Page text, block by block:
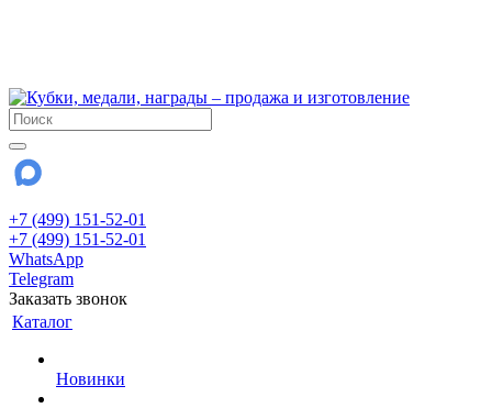
+7 (499) 151-52-01
+7 (499) 151-52-01
WhatsApp
Telegram
Заказать звонок
Каталог
Новинки